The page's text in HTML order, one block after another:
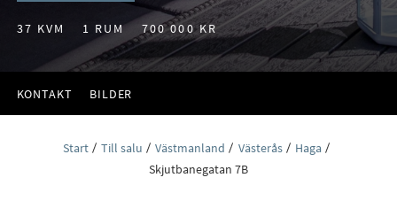
37 KVM 1 RUM 700 000 KR
KONTAKT BILDER
Start Till salu Västmanland Västerås
Haga
Skjutbanegatan 7B